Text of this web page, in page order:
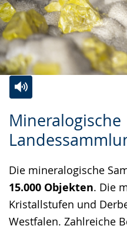
Mineralogische
Die mineralogische
15.000 Objekten. Die
Kristallstufen und
Westfalen. Zahlreiche
Leichten
Sprache
Audio-
Unterstützung.
Video
Gebärdensprache
wird
angezeigt.